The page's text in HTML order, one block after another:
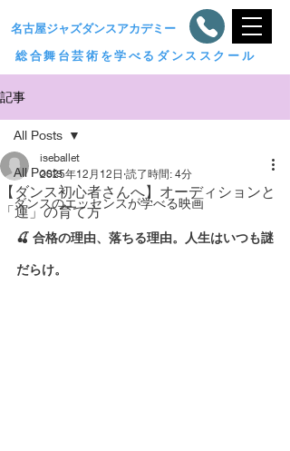
総合舞台芸術を学べるダンススクール
​名古屋ジャズダンスアカデミー
記事
All Posts
ダンスのエッセンスが学べる映画
All Posts
【ダンス初心者さんへ】オーディションと
「運」の育て方
iseballet
2025年12月12日 読了時間: 4分
🍒 合格の理由、落ちる理由。人生はいつも謎
だらけ。